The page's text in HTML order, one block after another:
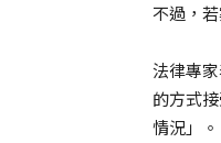
不過，
法律專
的方式
情況」。